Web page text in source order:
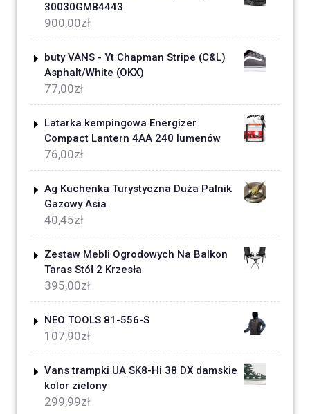
30030GM84443
900,00zł
buty VANS - Yt Chapman Stripe (C&L)
Asphalt/White (OKX)
77,00zł
Latarka kempingowa Energizer
Compact Lantern 4AA 240 lumenów
76,00zł
Ag Kuchenka Turystyczna Duża Palnik
Gazowy Asia
40,45zł
Zestaw Mebli Ogrodowych Na Balkon
Taras Stół 2 Krzesła
395,00zł
NEO TOOLS 81-556-S
107,90zł
Vans trampki UA SK8-Hi 38 DX damskie
kolor zielony
299,99zł